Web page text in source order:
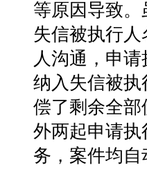
等原因导致
失信被执行
人沟通，申
纳入失信被
偿了剩余全
外两起申请
务，案件均